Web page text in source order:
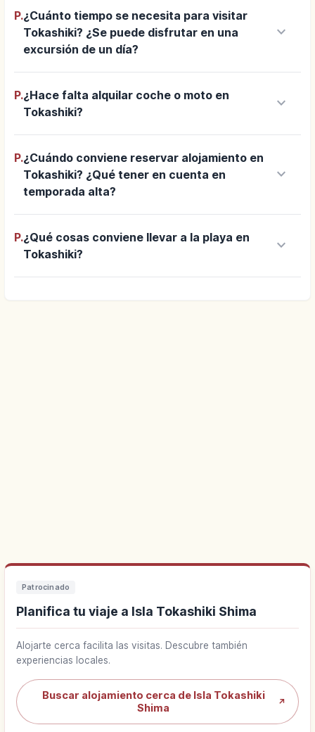
P.¿Cuánto tiempo se necesita para visitar
Tokashiki? ¿Se puede disfrutar en una
excursión de un día?
keyboard_arrow_down
P.¿Hace falta alquilar coche o moto en
Tokashiki?
keyboard_arrow_down
P.¿Cuándo conviene reservar alojamiento en
Tokashiki? ¿Qué tener en cuenta en
temporada alta?
keyboard_arrow_down
P.¿Qué cosas conviene llevar a la playa en
Tokashiki?
keyboard_arrow_down
Patrocinado
Planifica tu viaje a Isla Tokashiki Shima
Alojarte cerca facilita las visitas. Descubre también
experiencias locales.
Buscar alojamiento cerca de Isla Tokashiki
Shima
↗